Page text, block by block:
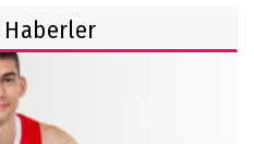
Haberler